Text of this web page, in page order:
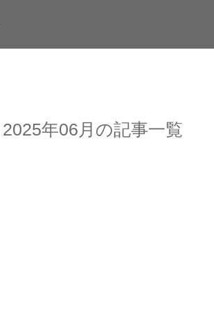
2025年06月の記事一覧